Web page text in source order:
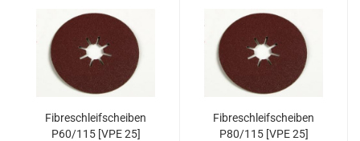
Fibreschleifscheiben
P60/115 [VPE 25]
Fibreschleifscheiben
P80/115 [VPE 25]